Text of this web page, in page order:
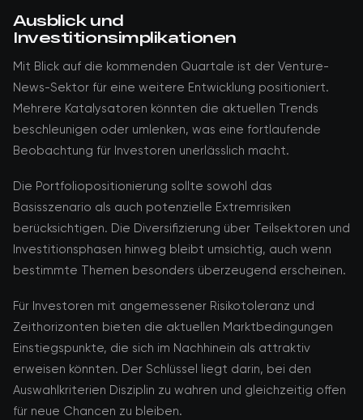
Ausblick und
Investitionsimplikationen
Mit Blick auf die kommenden Quartale ist der Venture-
News-Sektor für eine weitere Entwicklung positioniert.
Mehrere Katalysatoren könnten die aktuellen Trends
beschleunigen oder umlenken, was eine fortlaufende
Beobachtung für Investoren unerlässlich macht.
Die Portfoliopositionierung sollte sowohl das
Basisszenario als auch potenzielle Extremrisiken
berücksichtigen. Die Diversifizierung über Teilsektoren und
Investitionsphasen hinweg bleibt umsichtig, auch wenn
bestimmte Themen besonders überzeugend erscheinen.
Für Investoren mit angemessener Risikotoleranz und
Zeithorizonten bieten die aktuellen Marktbedingungen
Einstiegspunkte, die sich im Nachhinein als attraktiv
erweisen könnten. Der Schlüssel liegt darin, bei den
Auswahlkriterien Disziplin zu wahren und gleichzeitig offen
für neue Chancen zu bleiben.